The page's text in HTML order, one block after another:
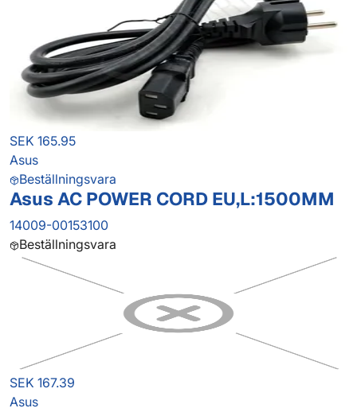
SEK 165.95
Asus
Beställningsvara
Asus AC POWER CORD EU,L:1500MM
14009-00153100
Beställningsvara
SEK 167.39
Asus